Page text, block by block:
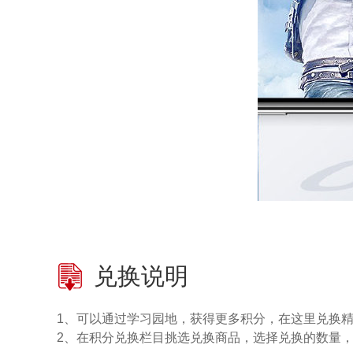
兑换说明
1、可以通过学习园地，获得更多积分，在这里兑换
2、在积分兑换栏目挑选兑换商品，选择兑换的数量